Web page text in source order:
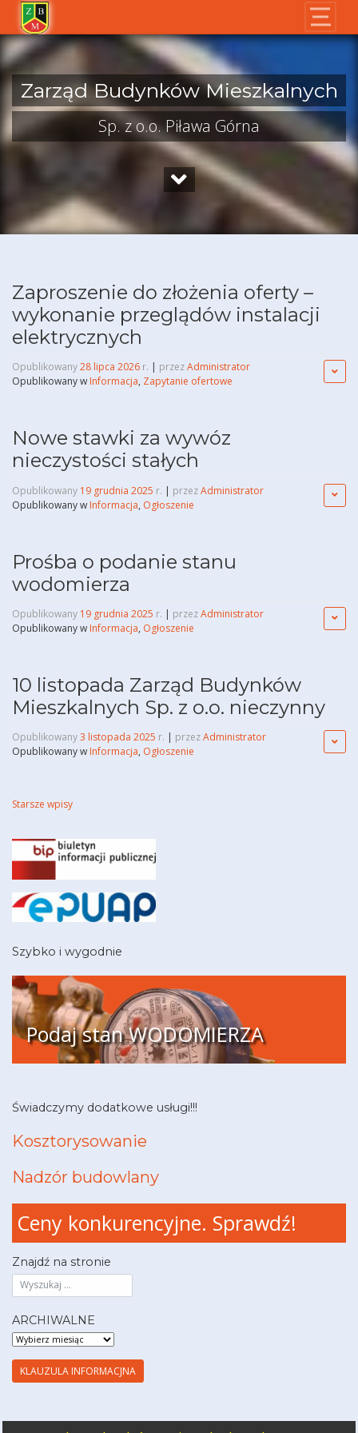
content
Zarząd Budynków Mieszkalnych
Sp. z o.o. Piława Górna
Zaproszenie do złożenia oferty –
wykonanie przeglądów instalacji
elektrycznych
Opublikowany28 lipca 2026 r. | przezAdministrator
Opublikowany w Informacja, Zapytanie ofertowe
Nowe stawki za wywóz
nieczystości stałych
Opublikowany 19 grudnia 2025 r. | przezAdministrator
Opublikowany w Informacja, Ogłoszenie
Prośba o podanie stanu
wodomierza
Opublikowany 19 grudnia 2025 r. | przezAdministrator
Opublikowany w Informacja, Ogłoszenie
10 listopada Zarząd Budynków
Mieszkalnych Sp. z o.o. nieczynny
Opublikowany3 listopada 2025 r. | przezAdministrator
Opublikowany w Informacja, Ogłoszenie
Nawigacja
wpisach
Starsze wpisy
Szybko i wygodnie
Podaj stan WODOMIERZA
Świadczymy dodatkowe usługi!!!
Kosztorysowanie
Nadzór budowlany
Ceny konkurencyjne. Sprawdź!
Znajdź na stronie
ARCHIWALNE
ARCHIWALNE
KLAUZULA INFORMACJNA